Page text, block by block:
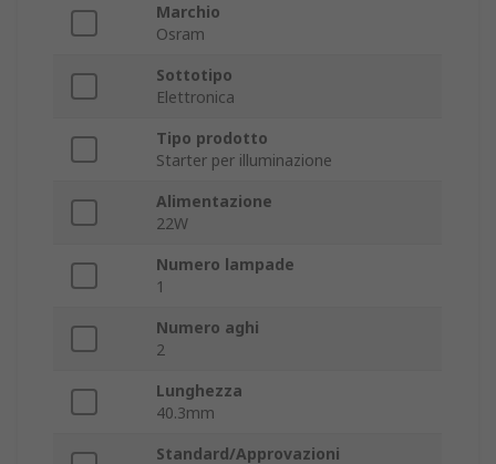
Marchio
Osram
Sottotipo
Elettronica
Tipo prodotto
Starter per illuminazione
Alimentazione
22W
Numero lampade
1
Numero aghi
2
Lunghezza
40.3mm
Standard/Approvazioni